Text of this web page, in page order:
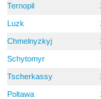
Ternopil
Luzk
Chmelnyzkyj
Schytomyr
Tscherkassy
Poltawa